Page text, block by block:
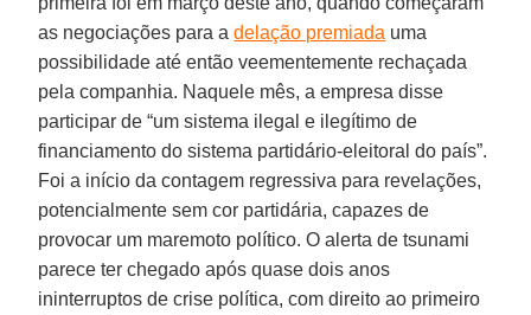
as negociações para adelação premiada uma
possibilidade até então veementemente rechaçada
pela companhia. Naquele mês, a empresa disse
participar de “um sistema ilegal e ilegítimo de
financiamento do sistema partidário-eleitoral do país”.
Foi a início da contagem regressiva para revelações,
potencialmente sem cor partidária, capazes de
provocar um maremoto político. O alerta de tsunami
parece ter chegado após quase dois anos
ininterruptos de crise política, com direito ao primeiro